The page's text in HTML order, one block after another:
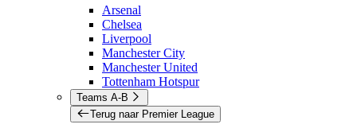
Arsenal
Chelsea
Liverpool
Manchester City
Manchester United
Tottenham Hotspur
Teams A-B
Terug naar Premier League